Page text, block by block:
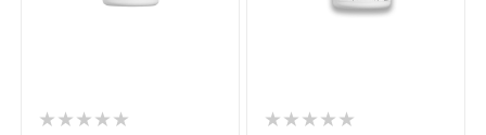
★★★★★ ★★★★★